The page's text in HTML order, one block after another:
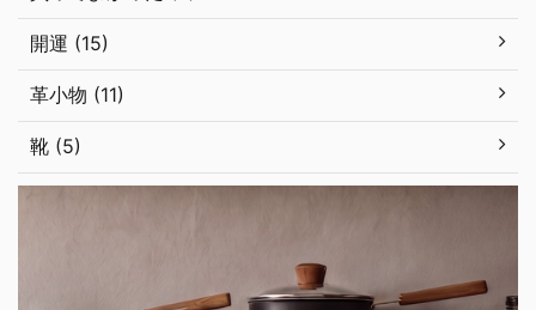
開運 (15)
革小物 (11)
靴 (5)